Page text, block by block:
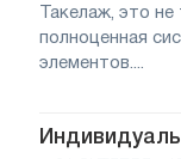
Такелаж, это
полноценная
элементов....